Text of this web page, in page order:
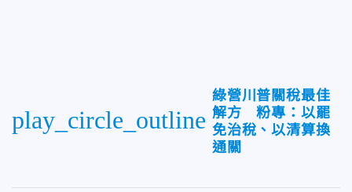
play_circle_outline
綠營川普關稅最佳
解方 粉專：以罷
免治稅、以清算換
通關